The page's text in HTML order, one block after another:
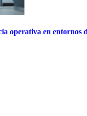
operativa en entornos